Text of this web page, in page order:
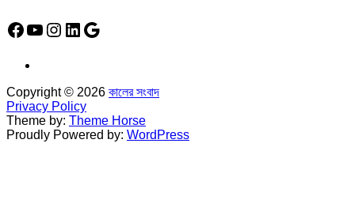
Facebook
YouTube
Instagram
LinkedIn
Google
Copyright © 2026 কালের সংবাদ
Privacy Policy
Theme by: Theme Horse
Proudly Powered by: WordPress